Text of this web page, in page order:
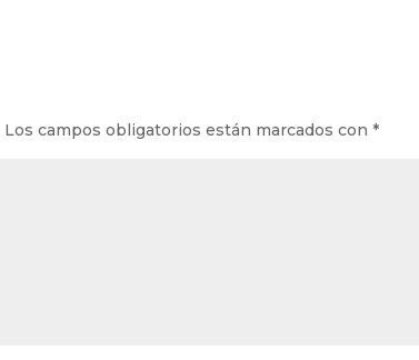
Los campos obligatorios están marcados con *